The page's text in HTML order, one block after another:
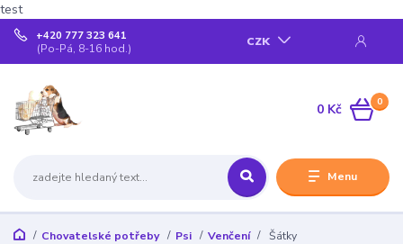
test
Menu
CZK
+420 777 323 641
(Po-Pá, 8-16 hod.)
0
0 Kč
Chovatelské potřeby Psi Venčení Šátky